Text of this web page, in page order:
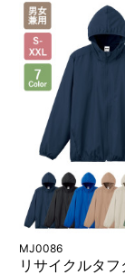
MJ0086
リサイクルタ